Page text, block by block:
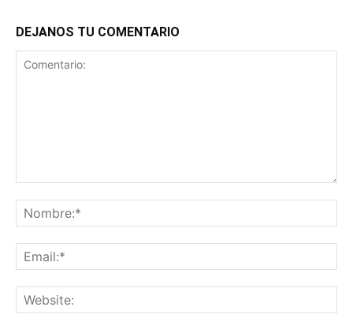
DEJANOS TU COMENTARIO